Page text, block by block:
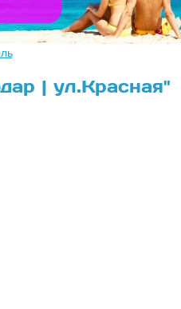
| ул.Красная"